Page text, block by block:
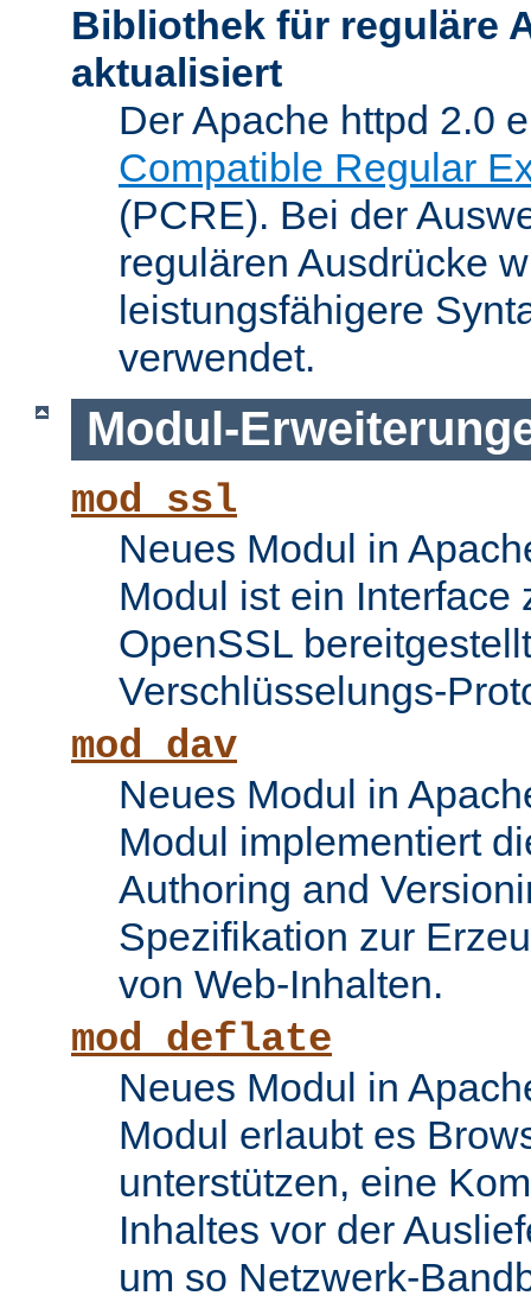
Bibliothek für reguläre
aktualisiert
Der Apache httpd 2.0
Compatible Regular
(PCRE). Bei der
regulären Ausdrücke
leistungsfähigere
verwendet.
Modul-
mod_ssl
Neues Modul in
Modul ist ein Interface
OpenSSL
Verschlüsselungs-
mod_dav
Neues Modul in
Modul implementiert
Authoring and
Spezifikation zur
von Web-Inhalten.
mod_deflate
Neues Modul in
Modul erlaubt es
unterstützen, eine
Inhaltes vor der
um so Netzwerk-